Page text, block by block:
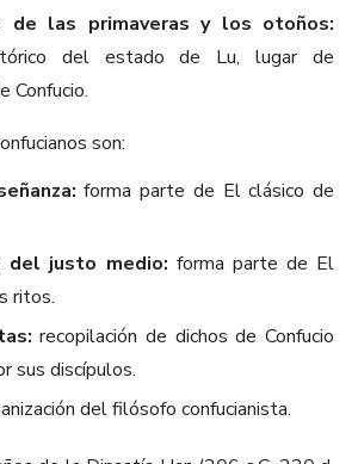
de las primaveras y los otoños:
del estado de Lu, lugar de
Confucio.
son:
forma parte de El clásico de
del justo medio: forma parte de El
ritos.
recopilación de dichos de Confucio
sus discípulos.
del filósofo confucianista.